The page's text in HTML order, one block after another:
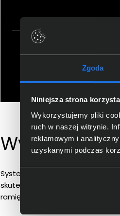
Zgoda
Niniejsza strona
Wykorzystujemy pliki
ruch w naszej witrynie.
reklamowym i
uzyskanymi podczas
Wyraźny
System Jabra ClearVoice
skutecznie ogranicza wpływ
ramię mikrofonu można nosić